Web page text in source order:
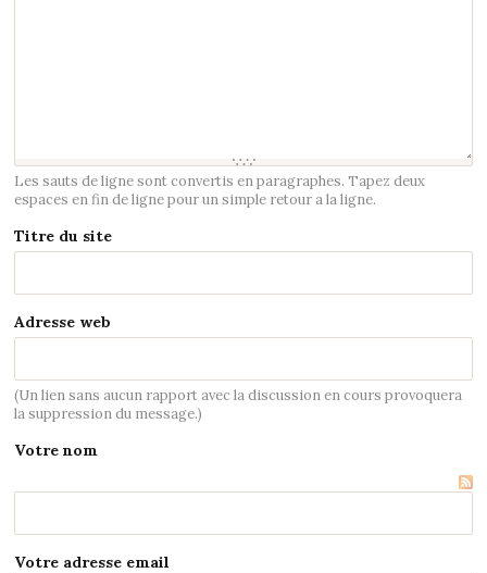
Les sauts de ligne sont convertis en paragraphes. Tapez deux
espaces en fin de ligne pour un simple retour a la ligne.
Titre du site
Adresse web
(Un lien sans aucun rapport avec la discussion en cours provoquera
la suppression du message.)
Votre nom
Votre adresse email